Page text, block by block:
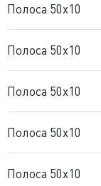
Полоса 50x10
Полоса 50x10
Полоса 50x10
Полоса 50x10
Полоса 50x10